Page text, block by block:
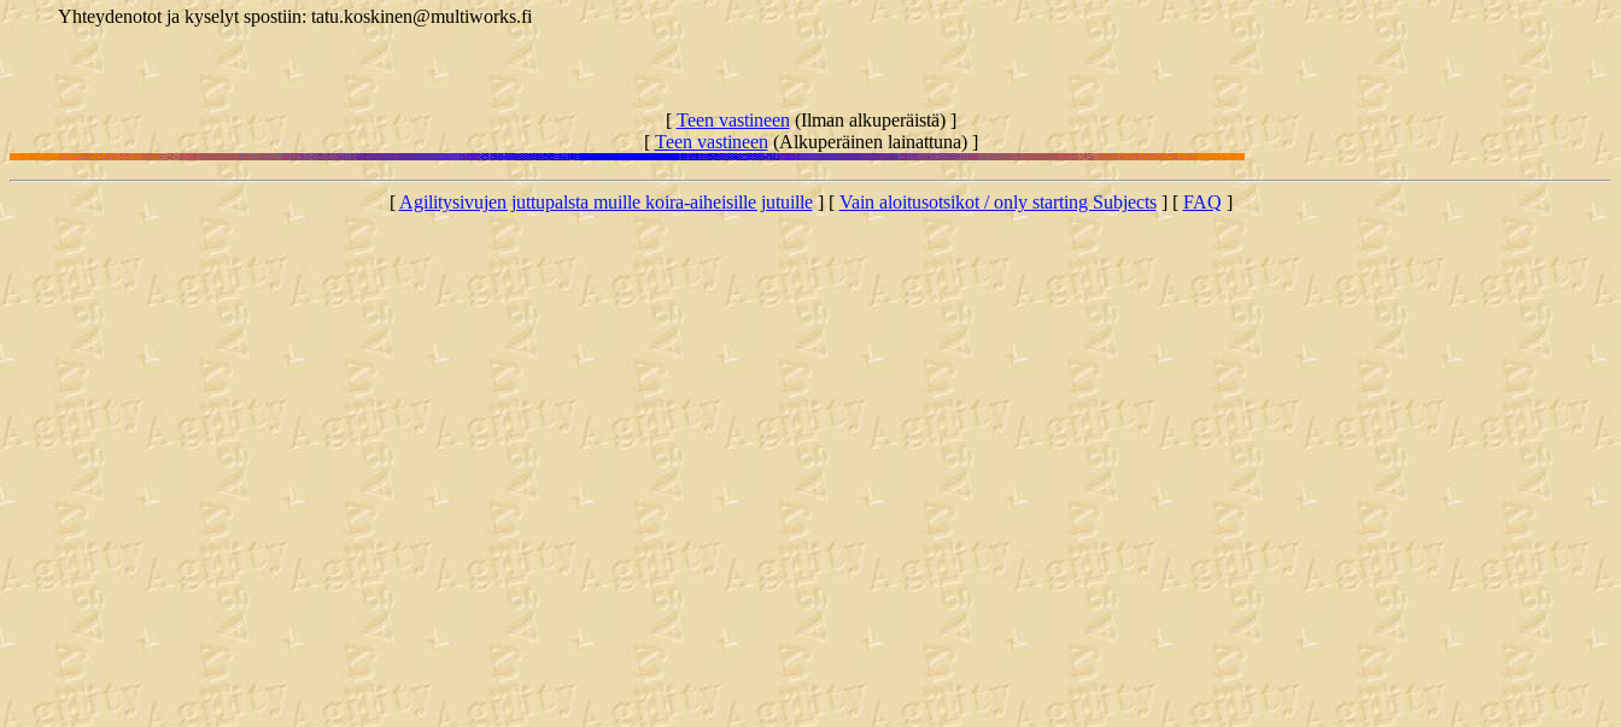
Yhteydenotot ja kyselyt spostiin: tatu.koskinen@multiworks.fi
[Teen vastineen(Ilman alkuperäistä) ]
[Teen vastineen(Alkuperäinen lainattuna) ]
[Agilitysivujen juttupalsta muille koira-aiheisille jutuille] [ Vain aloitusotsikot / only starting Subjects] [ FAQ ]